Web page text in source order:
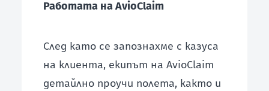
Работата на AvioClaim
След като се запознахме с казуса
на клиента, екипът на AvioClaim
детайлно проучи полета, както и